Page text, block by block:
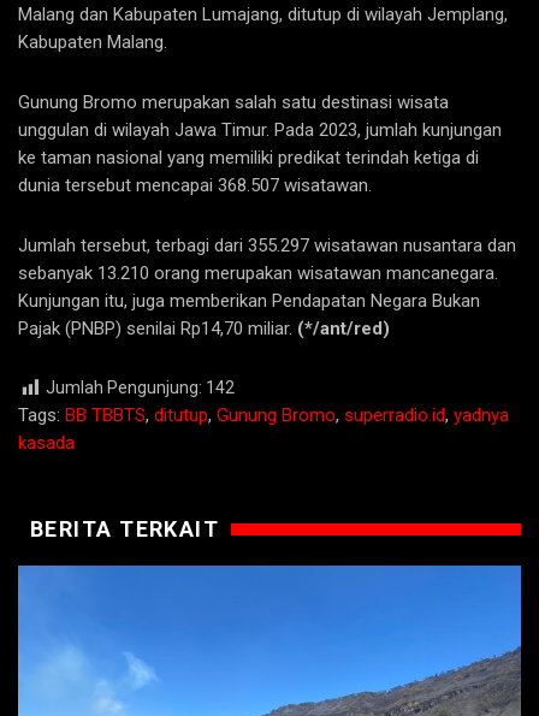
Malang dan Kabupaten Lumajang, ditutup di wilayah Jemplang,
Kabupaten Malang.
Gunung Bromo merupakan salah satu destinasi wisata
unggulan di wilayah Jawa Timur. Pada 2023, jumlah kunjungan
ke taman nasional yang memiliki predikat terindah ketiga di
dunia tersebut mencapai 368.507 wisatawan.
Jumlah tersebut, terbagi dari 355.297 wisatawan nusantara dan
sebanyak 13.210 orang merupakan wisatawan mancanegara.
Kunjungan itu, juga memberikan Pendapatan Negara Bukan
Pajak (PNBP) senilai Rp14,70 miliar. (*/ant/red)
Jumlah Pengunjung: 142
Tags: BB TBBTS, ditutup, Gunung Bromo, superradio.id, yadnya
kasada
BERITA TERKAIT